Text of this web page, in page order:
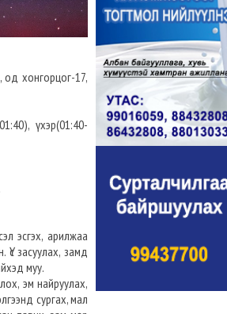
од хонгорцог-17,
үхэр(01:40-
эсгэх, арилжаа
засуулах, замд
муу.
эм найруулах,
сургах, мал